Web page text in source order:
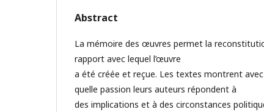
Abstract
La mémoire des œuvres permet la
rapport avec lequel l’œuvre
a été créée et reçue. Les textes montrent
quelle passion leurs auteurs répondent à
des implications et à des circonstances